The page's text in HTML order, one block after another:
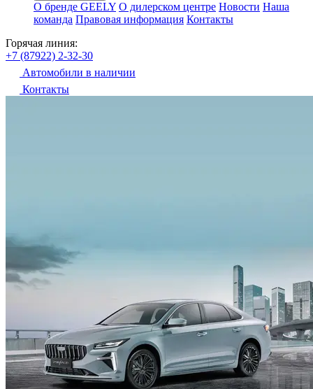
О бренде GEELY О дилерском центре Новости Наша
команда Правовая информация Контакты
Горячая линия:
+7 (87922) 2-32-30
Автомобили в наличии
Контакты